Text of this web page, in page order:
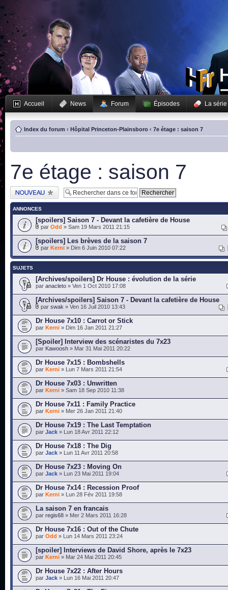
Accueil News Forum Épisodes La série
Index du forum ‹ Hôpital Princeton-Plainsboro ‹ 7e étage : saison 7
7e étage : saison 7
Publier un nouveau
sujet
ANNONCES
[spoilers] Saison 7 - Devant la cafetière de House
par Odd » Sam 19 Mars 2011 21:15
[spoilers] Les brèves de la saison 7
par Kerni » Dim 6 Juin 2010 07:22
SUJETS
[Archives/spoilers] Dr House : évolution de la série
par anacleto » Ven 1 Oct 2010 17:08
[Archives/spoilers] Saison 7 - Devant la cafetière de House
par swak » Ven 16 Juil 2010 13:43
Dr House 7x10 : Carrot or Stick
par Kerni » Dim 16 Jan 2011 21:27
[Spoiler] Interview des scénaristes du 7x23
par Kawoosh » Mar 31 Mai 2011 20:22
Dr House 7x15 : Bombshells
par Kerni » Lun 7 Mars 2011 21:54
Dr House 7x03 : Unwritten
par Kerni » Sam 18 Sep 2010 11:38
Dr House 7x11 : Family Practice
par Kerni » Mer 26 Jan 2011 21:40
Dr House 7x19 : The Last Temptation
par Jack » Lun 18 Avr 2011 22:12
Dr House 7x18 : The Dig
par Jack » Lun 11 Avr 2011 20:58
Dr House 7x23 : Moving On
par Jack » Lun 23 Mai 2011 19:04
Dr House 7x14 : Recession Proof
par Kerni » Lun 28 Fév 2011 19:58
La saison 7 en francais
par regis68 » Mer 2 Mars 2011 16:28
Dr House 7x16 : Out of the Chute
par Odd » Lun 14 Mars 2011 23:24
[spoiler] Interviews de David Shore, après le 7x23
par Kerni » Mar 24 Mai 2011 20:45
Dr House 7x22 : After Hours
par Jack » Lun 16 Mai 2011 20:47